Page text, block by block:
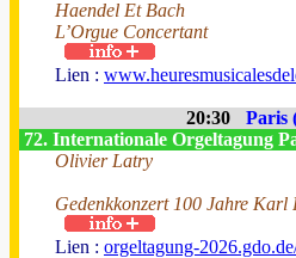
Haendel Et Bach
L’Orgue Concertant
Lien :
20:30 Paris
72. Internationale Orgeltagung
Olivier Latry
Gedenkkonzert 100 Jahre
Lien : orgeltagung-